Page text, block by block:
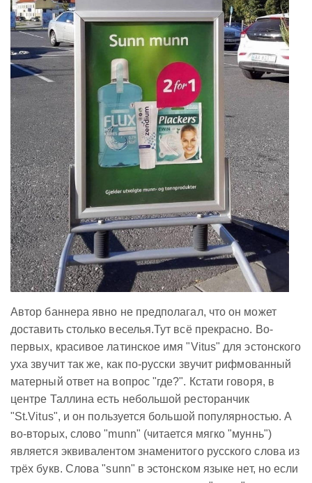
Автор баннера явно не предполагал, что он может
доставить столько веселья.Тут всё прекрасно. Во-
первых, красивое латинское имя "Vitus" для эстонского
уха звучит так же, как по-русски звучит рифмованный
матерный ответ на вопрос "где?". Кстати говоря, в
центре Таллина есть небольшой ресторанчик
"St.Vitus", и он пользуется большой популярностью. А
во-вторых, слово "munn" (читается мягко "муннь")
является эквивалентом знаменитого русского слова из
трёх букв. Слова "sunn" в эстонском языке нет, но если